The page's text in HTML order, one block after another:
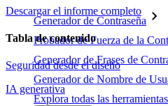
Generador de Contraseña
Probador de Fuerza de la
Generador de Frases de
Generador de Nombre de
Explora todas las
Descargar el informe completo
Tabla de contenido
Seguridad desde el diseño
IA generativa